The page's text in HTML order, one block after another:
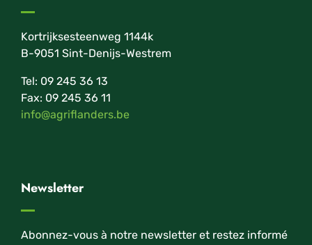
Kortrijksesteenweg 1144k
B-9051 Sint-Denijs-Westrem
Tel: 09 245 36 13
Fax: 09 245 36 11
info@agriflanders.be
Newsletter
Abonnez-vous à notre newsletter et restez informé